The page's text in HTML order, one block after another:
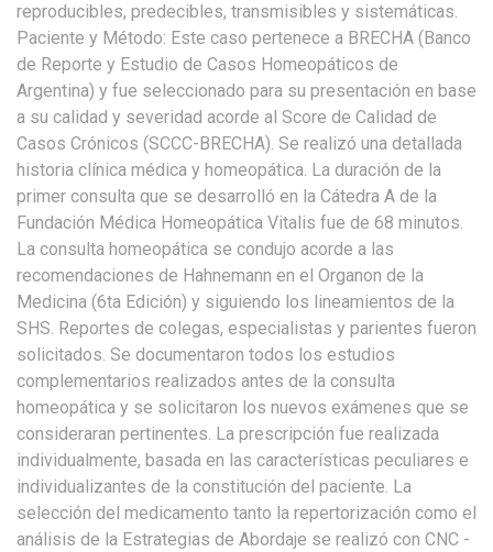
reproducibles, predecibles, transmisibles y sistemáticas.
Paciente y Método: Este caso pertenece a BRECHA (Banco
de Reporte y Estudio de Casos Homeopáticos de
Argentina) y fue seleccionado para su presentación en base
a su calidad y severidad acorde al Score de Calidad de
Casos Crónicos (SCCC-BRECHA). Se realizó una detallada
historia clínica médica y homeopática. La duración de la
primer consulta que se desarrolló en la Cátedra A de la
Fundación Médica Homeopática Vitalis fue de 68 minutos.
La consulta homeopática se condujo acorde a las
recomendaciones de Hahnemann en el Organon de la
Medicina (6ta Edición) y siguiendo los lineamientos de la
SHS. Reportes de colegas, especialistas y parientes fueron
solicitados. Se documentaron todos los estudios
complementarios realizados antes de la consulta
homeopática y se solicitaron los nuevos exámenes que se
consideraran pertinentes. La prescripción fue realizada
individualmente, basada en las características peculiares e
individualizantes de la constitución del paciente. La
selección del medicamento tanto la repertorización como el
análisis de la Estrategias de Abordaje se realizó con CNC -